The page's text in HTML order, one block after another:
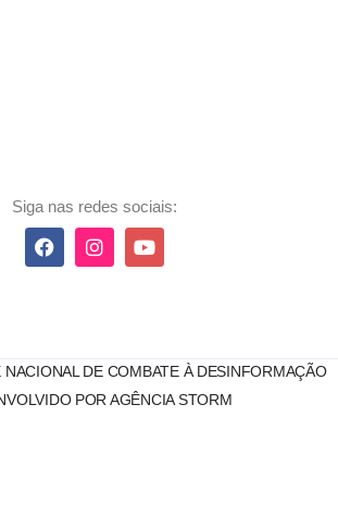
Siga nas redes sociais:
DE COMBATE À DESINFORMAÇÃO
POR AGÊNCIA STORM